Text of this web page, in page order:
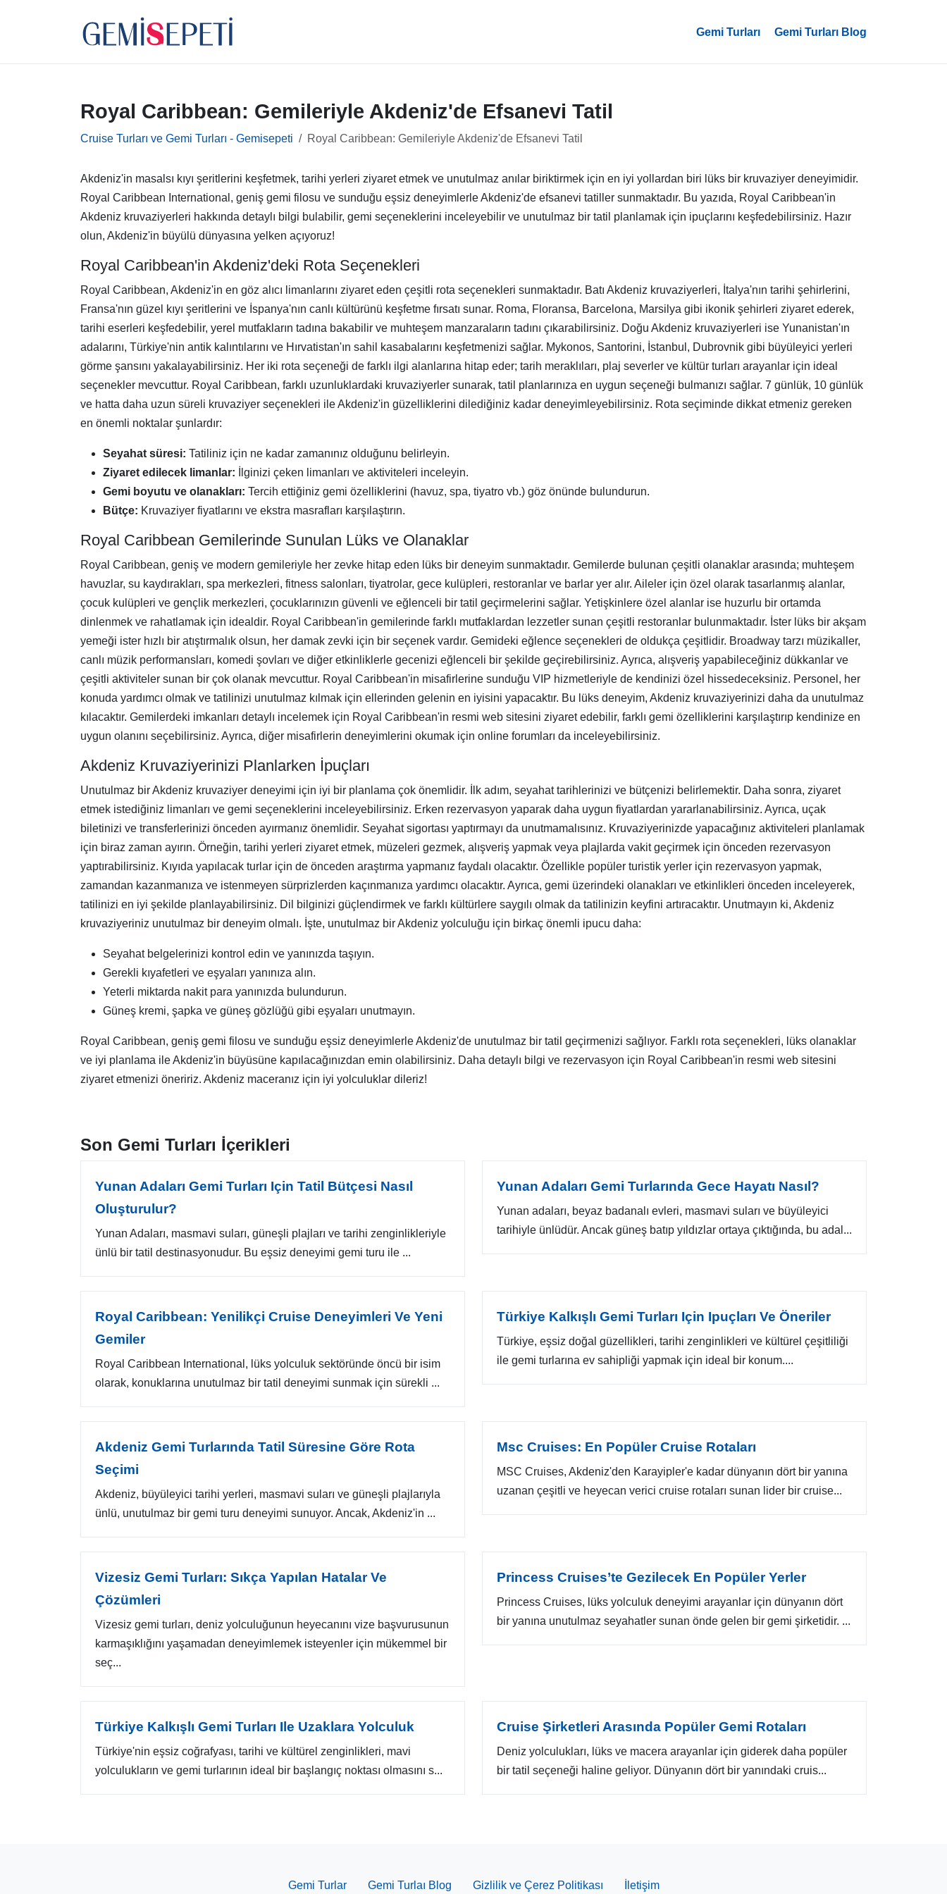
Gemi Turları Gemi Turları Blog
Royal Caribbean: Gemileriyle Akdeniz'de Efsanevi Tatil
Cruise Turları ve Gemi Turları - Gemisepeti Royal Caribbean: Gemileriyle Akdeniz'de Efsanevi Tatil
Akdeniz'in masalsı kıyı şeritlerini keşfetmek, tarihi yerleri ziyaret etmek ve unutulmaz anılar biriktirmek için en iyi yollardan biri lüks bir kruvaziyer deneyimidir.
Royal Caribbean International, geniş gemi filosu ve sunduğu eşsiz deneyimlerle Akdeniz'de efsanevi tatiller sunmaktadır. Bu yazıda, Royal Caribbean'in
Akdeniz kruvaziyerleri hakkında detaylı bilgi bulabilir, gemi seçeneklerini inceleyebilir ve unutulmaz bir tatil planlamak için ipuçlarını keşfedebilirsiniz. Hazır
olun, Akdeniz'in büyülü dünyasına yelken açıyoruz!
Royal Caribbean'in Akdeniz'deki Rota Seçenekleri
Royal Caribbean, Akdeniz'in en göz alıcı limanlarını ziyaret eden çeşitli rota seçenekleri sunmaktadır. Batı Akdeniz kruvaziyerleri, İtalya'nın tarihi şehirlerini,
Fransa'nın güzel kıyı şeritlerini ve İspanya'nın canlı kültürünü keşfetme fırsatı sunar. Roma, Floransa, Barcelona, Marsilya gibi ikonik şehirleri ziyaret ederek,
tarihi eserleri keşfedebilir, yerel mutfakların tadına bakabilir ve muhteşem manzaraların tadını çıkarabilirsiniz. Doğu Akdeniz kruvaziyerleri ise Yunanistan'ın
adalarını, Türkiye'nin antik kalıntılarını ve Hırvatistan'ın sahil kasabalarını keşfetmenizi sağlar. Mykonos, Santorini, İstanbul, Dubrovnik gibi büyüleyici yerleri
görme şansını yakalayabilirsiniz. Her iki rota seçeneği de farklı ilgi alanlarına hitap eder; tarih meraklıları, plaj severler ve kültür turları arayanlar için ideal
seçenekler mevcuttur. Royal Caribbean, farklı uzunluklardaki kruvaziyerler sunarak, tatil planlarınıza en uygun seçeneği bulmanızı sağlar. 7 günlük, 10 günlük
ve hatta daha uzun süreli kruvaziyer seçenekleri ile Akdeniz'in güzelliklerini dilediğiniz kadar deneyimleyebilirsiniz. Rota seçiminde dikkat etmeniz gereken
en önemli noktalar şunlardır:
Seyahat süresi: Tatiliniz için ne kadar zamanınız olduğunu belirleyin.
Ziyaret edilecek limanlar: İlginizi çeken limanları ve aktiviteleri inceleyin.
Gemi boyutu ve olanakları: Tercih ettiğiniz gemi özelliklerini (havuz, spa, tiyatro vb.) göz önünde bulundurun.
Bütçe: Kruvaziyer fiyatlarını ve ekstra masrafları karşılaştırın.
Royal Caribbean Gemilerinde Sunulan Lüks ve Olanaklar
Royal Caribbean, geniş ve modern gemileriyle her zevke hitap eden lüks bir deneyim sunmaktadır. Gemilerde bulunan çeşitli olanaklar arasında; muhteşem
havuzlar, su kaydırakları, spa merkezleri, fitness salonları, tiyatrolar, gece kulüpleri, restoranlar ve barlar yer alır. Aileler için özel olarak tasarlanmış alanlar,
çocuk kulüpleri ve gençlik merkezleri, çocuklarınızın güvenli ve eğlenceli bir tatil geçirmelerini sağlar. Yetişkinlere özel alanlar ise huzurlu bir ortamda
dinlenmek ve rahatlamak için idealdir. Royal Caribbean'in gemilerinde farklı mutfaklardan lezzetler sunan çeşitli restoranlar bulunmaktadır. İster lüks bir akşam
yemeği ister hızlı bir atıştırmalık olsun, her damak zevki için bir seçenek vardır. Gemideki eğlence seçenekleri de oldukça çeşitlidir. Broadway tarzı müzikaller,
canlı müzik performansları, komedi şovları ve diğer etkinliklerle gecenizi eğlenceli bir şekilde geçirebilirsiniz. Ayrıca, alışveriş yapabileceğiniz dükkanlar ve
çeşitli aktiviteler sunan bir çok olanak mevcuttur. Royal Caribbean'in misafirlerine sunduğu VIP hizmetleriyle de kendinizi özel hissedeceksiniz. Personel, her
konuda yardımcı olmak ve tatilinizi unutulmaz kılmak için ellerinden gelenin en iyisini yapacaktır. Bu lüks deneyim, Akdeniz kruvaziyerinizi daha da unutulmaz
kılacaktır. Gemilerdeki imkanları detaylı incelemek için Royal Caribbean'in resmi web sitesini ziyaret edebilir, farklı gemi özelliklerini karşılaştırıp kendinize en
uygun olanını seçebilirsiniz. Ayrıca, diğer misafirlerin deneyimlerini okumak için online forumları da inceleyebilirsiniz.
Akdeniz Kruvaziyerinizi Planlarken İpuçları
Unutulmaz bir Akdeniz kruvaziyer deneyimi için iyi bir planlama çok önemlidir. İlk adım, seyahat tarihlerinizi ve bütçenizi belirlemektir. Daha sonra, ziyaret
etmek istediğiniz limanları ve gemi seçeneklerini inceleyebilirsiniz. Erken rezervasyon yaparak daha uygun fiyatlardan yararlanabilirsiniz. Ayrıca, uçak
biletinizi ve transferlerinizi önceden ayırmanız önemlidir. Seyahat sigortası yaptırmayı da unutmamalısınız. Kruvaziyerinizde yapacağınız aktiviteleri planlamak
için biraz zaman ayırın. Örneğin, tarihi yerleri ziyaret etmek, müzeleri gezmek, alışveriş yapmak veya plajlarda vakit geçirmek için önceden rezervasyon
yaptırabilirsiniz. Kıyıda yapılacak turlar için de önceden araştırma yapmanız faydalı olacaktır. Özellikle popüler turistik yerler için rezervasyon yapmak,
zamandan kazanmanıza ve istenmeyen sürprizlerden kaçınmanıza yardımcı olacaktır. Ayrıca, gemi üzerindeki olanakları ve etkinlikleri önceden inceleyerek,
tatilinizi en iyi şekilde planlayabilirsiniz. Dil bilginizi güçlendirmek ve farklı kültürlere saygılı olmak da tatilinizin keyfini artıracaktır. Unutmayın ki, Akdeniz
kruvaziyeriniz unutulmaz bir deneyim olmalı. İşte, unutulmaz bir Akdeniz yolculuğu için birkaç önemli ipucu daha:
Seyahat belgelerinizi kontrol edin ve yanınızda taşıyın.
Gerekli kıyafetleri ve eşyaları yanınıza alın.
Yeterli miktarda nakit para yanınızda bulundurun.
Güneş kremi, şapka ve güneş gözlüğü gibi eşyaları unutmayın.
Royal Caribbean, geniş gemi filosu ve sunduğu eşsiz deneyimlerle Akdeniz'de unutulmaz bir tatil geçirmenizi sağlıyor. Farklı rota seçenekleri, lüks olanaklar
ve iyi planlama ile Akdeniz'in büyüsüne kapılacağınızdan emin olabilirsiniz. Daha detaylı bilgi ve rezervasyon için Royal Caribbean'in resmi web sitesini
ziyaret etmenizi öneririz. Akdeniz maceranız için iyi yolculuklar dileriz!
Son Gemi Turları İçerikleri
Yunan Adaları Gemi Turları Için Tatil Bütçesi Nasıl
Oluşturulur?
Yunan Adaları, masmavi suları, güneşli plajları ve tarihi zenginlikleriyle
ünlü bir tatil destinasyonudur. Bu eşsiz deneyimi gemi turu ile ...
Yunan Adaları Gemi Turlarında Gece Hayatı Nasıl?
Yunan adaları, beyaz badanalı evleri, masmavi suları ve büyüleyici
tarihiyle ünlüdür. Ancak güneş batıp yıldızlar ortaya çıktığında, bu adal...
Royal Caribbean: Yenilikçi Cruise Deneyimleri Ve Yeni
Gemiler
Royal Caribbean International, lüks yolculuk sektöründe öncü bir isim
olarak, konuklarına unutulmaz bir tatil deneyimi sunmak için sürekli ...
Türkiye Kalkışlı Gemi Turları Için Ipuçları Ve Öneriler
Türkiye, eşsiz doğal güzellikleri, tarihi zenginlikleri ve kültürel çeşitliliği
ile gemi turlarına ev sahipliği yapmak için ideal bir konum....
Akdeniz Gemi Turlarında Tatil Süresine Göre Rota
Seçimi
Akdeniz, büyüleyici tarihi yerleri, masmavi suları ve güneşli plajlarıyla
ünlü, unutulmaz bir gemi turu deneyimi sunuyor. Ancak, Akdeniz'in ...
Msc Cruises: En Popüler Cruise Rotaları
MSC Cruises, Akdeniz'den Karayipler'e kadar dünyanın dört bir yanına
uzanan çeşitli ve heyecan verici cruise rotaları sunan lider bir cruise...
Vizesiz Gemi Turları: Sıkça Yapılan Hatalar Ve
Çözümleri
Vizesiz gemi turları, deniz yolculuğunun heyecanını vize başvurusunun
karmaşıklığını yaşamadan deneyimlemek isteyenler için mükemmel bir
seç...
Princess Cruises’te Gezilecek En Popüler Yerler
Princess Cruises, lüks yolculuk deneyimi arayanlar için dünyanın dört
bir yanına unutulmaz seyahatler sunan önde gelen bir gemi şirketidir. ...
Türkiye Kalkışlı Gemi Turları Ile Uzaklara Yolculuk
Türkiye'nin eşsiz coğrafyası, tarihi ve kültürel zenginlikleri, mavi
yolculukların ve gemi turlarının ideal bir başlangıç noktası olmasını s...
Cruise Şirketleri Arasında Popüler Gemi Rotaları
Deniz yolculukları, lüks ve macera arayanlar için giderek daha popüler
bir tatil seçeneği haline geliyor. Dünyanın dört bir yanındaki cruis...
Gemi Turlar Gemi Turlaı Blog Gizlilik ve Çerez Politikası İletişim